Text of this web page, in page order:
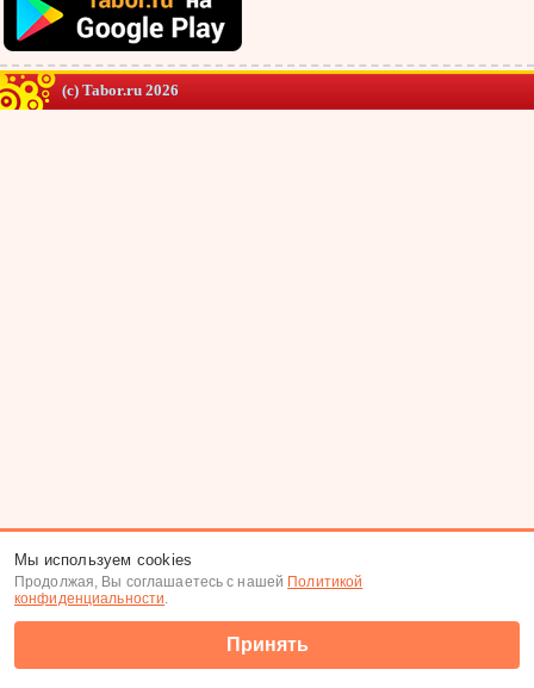
(c) Tabor.ru 2026
Мы используем cookies
Продолжая, Вы соглашаетесь с нашей Политикой
конфиденциальности.
Принять